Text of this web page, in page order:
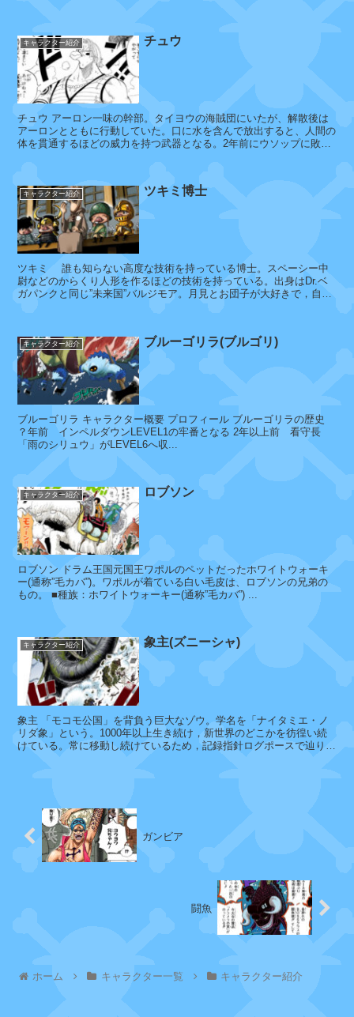
ボ
ル
サ
リ
ー
ノ
イ
ッ
シ
ョ
ラ
マ
キ
ゼ
フ
ク
ザ
ン
モ
ン
キ
キャラクター紹介 チュウ
チュウ アーロン一味の幹部。タイヨウの海賊団にいたが、解散後は
アーロンとともに行動していた。口に水を含んで放出すると、人間の
体を貫通するほどの威力を持つ武器となる。2年前にウソップに敗れ
キャラクター紹介 ツキミ博士
ツキミ 誰も知らない高度な技術を持っている博士。スペーシー中
尉などのからくり人形を作るほどの技術を持っている。出身はDr.ベ
ガパンクと同じ”未来国”バルジモア。月見とお団子が大好きで，自ら
キャラクター紹介 ブルーゴリラ(ブルゴリ)
ブルーゴリラ キャラクター概要 プロフィール ブルーゴリラの歴史
？年前 インペルダウンLEVEL1の牢番となる 2年以上前 看守長
「雨のシリュウ」がLEVEL6へ収...
キャラクター紹介 ロブソン
ロブソン ドラム王国元国王ワポルのペットだったホワイトウォーキ
ー(通称”毛カバ”)。ワポルが着ている白い毛皮は、ロブソンの兄弟の
もの。 ■種族：ホワイトウォーキー(通称”毛カバ”) ...
キャラクター紹介 象主(ズニーシャ)
象主 「モコモ公国」を背負う巨大なゾウ。学名を「ナイタミエ・ノ
リダ象」という。1000年以上生き続け，新世界のどこかを彷徨い続
けている。常に移動し続けているため，記録指針ログポースで辿りつ
ガンビア
闘魚
ホーム キャラクター一覧 キャラクター紹介